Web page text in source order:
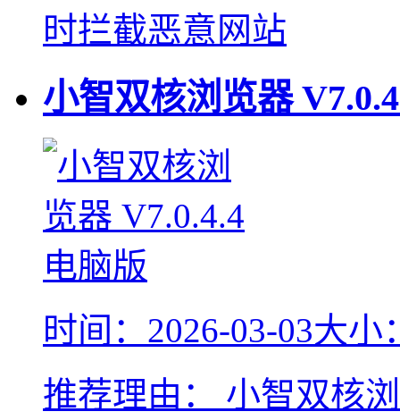
时拦截恶意网站
小智双核浏览器
时间：2026-03-03大小
推荐理由：
小智双核